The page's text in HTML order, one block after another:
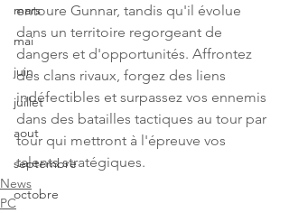
mars
mai
juin
juillet
aout
septembre
octobre
entoure Gunnar, tandis qu'il évolue
dans un territoire regorgeant de
dangers et d'opportunités. Affrontez
des clans rivaux, forgez des liens
indéfectibles et surpassez vos ennemis
dans des batailles tactiques au tour par
tour qui mettront à l'épreuve vos
talents stratégiques.
News
PC